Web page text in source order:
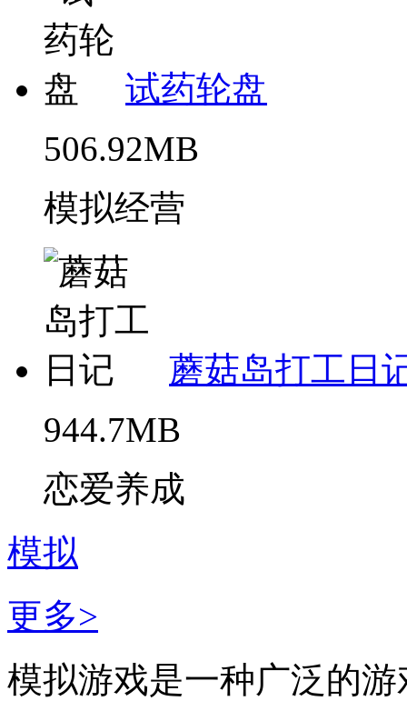
试药轮盘
506.92MB
模拟经营
蘑菇岛打工日
944.7MB
恋爱养成
模拟
更多>
模拟游戏是一种广泛的